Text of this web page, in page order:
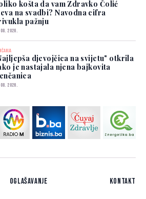
košta da vam Zdravko Čolić
na svadbi? Navodna cifra
pažnju
2026.
djevojčica na svijetu" otkrila
je nastajala njena bajkovita
2026.
Oglašavanje Kontakt